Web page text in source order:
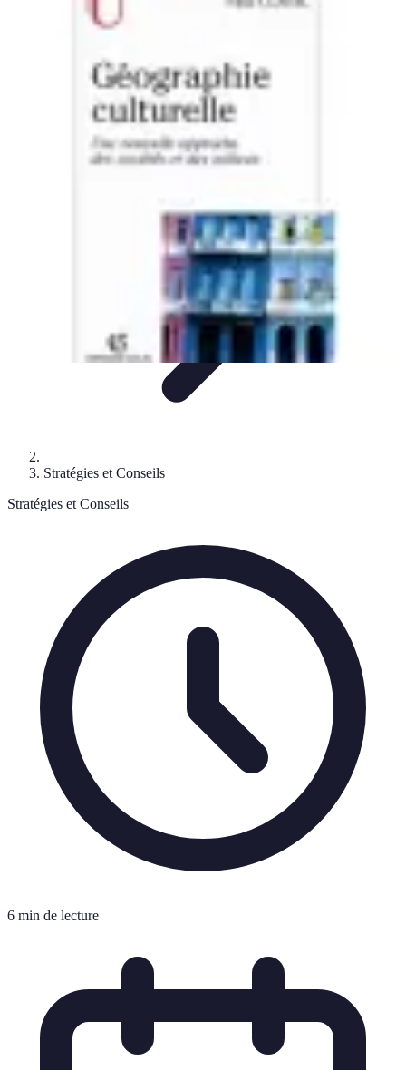
Projets Nouvelle Vie
Planification et Stratégie
Projets Nouvelle Vie
Stratégies et Conseils
Stratégies et Conseils
6 min de lecture